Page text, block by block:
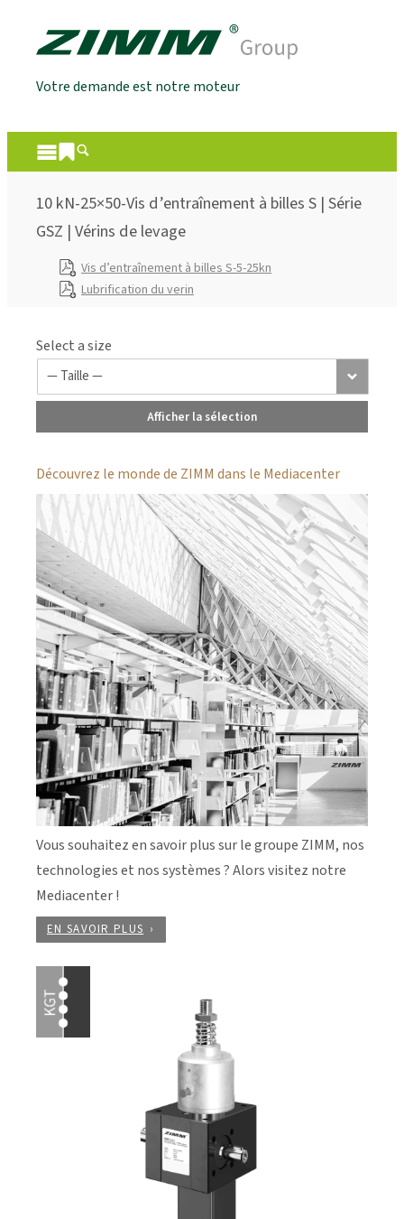
Votre demande est notre moteur
10 kN-25×50-Vis d’entraînement à billes S | Série
GSZ | Vérins de levage
Vis d’entraînement à billes S-5-25kn
Lubrification du verin
Select a size
Afficher la sélection
Découvrez le monde de ZIMM dans le Mediacenter
Vous souhaitez en savoir plus sur le groupe ZIMM, nos
technologies et nos systèmes ? Alors visitez notre
Mediacenter !
EN SAVOIR PLUS